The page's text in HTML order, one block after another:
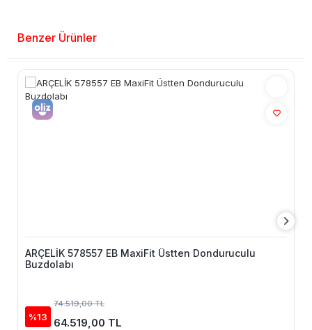
Benzer Ürünler
ARÇELİK 578557 EB MaxiFit Üstten Donduruculu
Buzdolabı
%13
74.519,00 TL
64.519,00 TL